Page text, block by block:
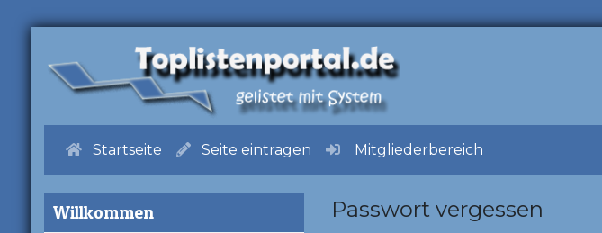
Startseite Seite eintragen Mitgliederbereich
Willkommen Passwort vergessen